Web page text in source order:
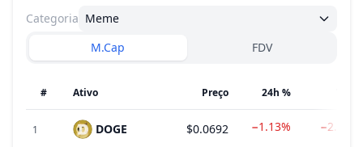
Categoria Meme
M.Cap
FDV
# Ativo Preço 24h %
1 DOGE $0.0692 −1.13% −2.12%